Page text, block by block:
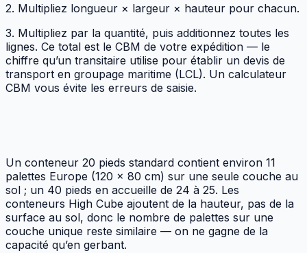
2. Multipliez longueur × largeur × hauteur pour chacun.
3. Multipliez par la quantité, puis additionnez toutes les
lignes. Ce total est le CBM de votre expédition — le
chiffre qu’un transitaire utilise pour établir un devis de
transport en groupage maritime (LCL). Un calculateur
CBM vous évite les erreurs de saisie.
Un conteneur 20 pieds standard contient environ 11
palettes Europe (120 × 80 cm) sur une seule couche au
sol ; un 40 pieds en accueille de 24 à 25. Les
conteneurs High Cube ajoutent de la hauteur, pas de la
surface au sol, donc le nombre de palettes sur une
couche unique reste similaire — on ne gagne de la
capacité qu’en gerbant.